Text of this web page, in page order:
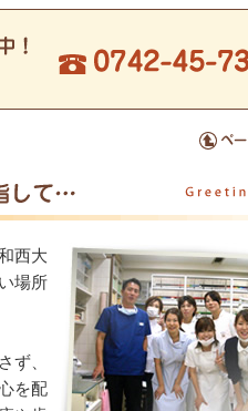
西大
場所
ず、
を配